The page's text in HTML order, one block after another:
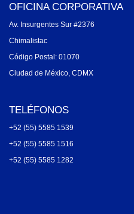
OFICINA CORPORATIVA
Av. Insurgentes Sur #2376
Chimalistac
Código Postal: 01070
Ciudad de México, CDMX
TELÉFONOS
+52 (55) 5585 1539
+52 (55) 5585 1516
+52 (55) 5585 1282